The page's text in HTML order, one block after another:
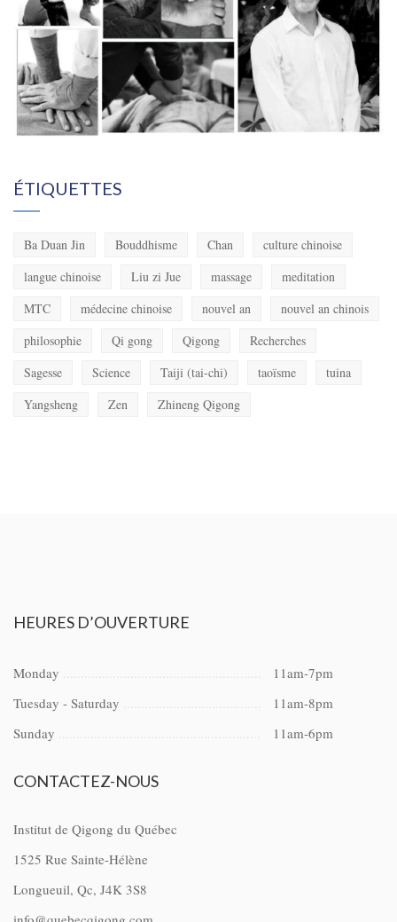
ÉTIQUETTES
Ba Duan Jin Bouddhisme Chan
culture chinoise
langue chinoise
Liu zi Jue massage
meditation
MTC
médecine chinoise nouvel an
nouvel an chinois
philosophie
Qi gong Qigong
Recherches
Sagesse
Science Taiji (tai-chi) taoïsme
tuina
Yangsheng
Zen Zhineng Qigong
HEURES D’OUVERTURE
Monday
11am-7pm
Tuesday - Saturday
11am-8pm
Sunday
11am-6pm
CONTACTEZ-NOUS
Institut de Qigong du Québec
1525 Rue Sainte-Hélène
Longueuil, Qc, J4K 3S8